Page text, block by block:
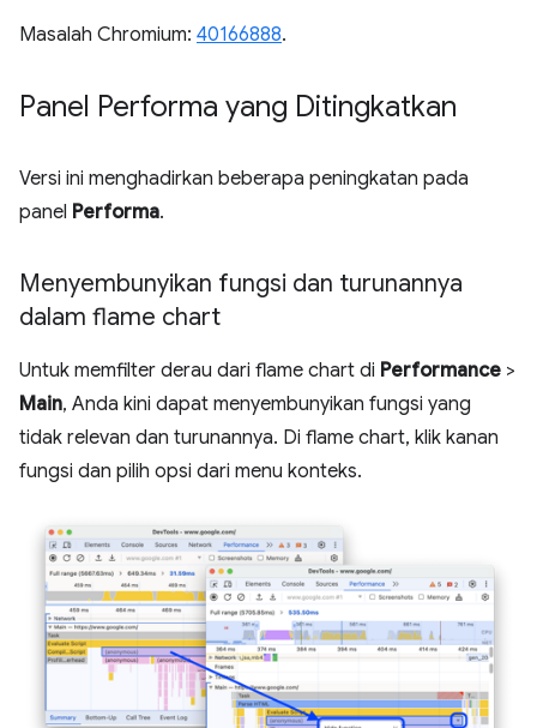
Masalah Chromium: 40166888.
Panel Performa yang Ditingkatkan
Versi ini menghadirkan beberapa peningkatan pada
panel Performa.
Menyembunyikan fungsi dan turunannya
dalam flame chart
Untuk memfilter derau dari flame chart di Performance >
Main, Anda kini dapat menyembunyikan fungsi yang
tidak relevan dan turunannya. Di flame chart, klik kanan
fungsi dan pilih opsi dari menu konteks.